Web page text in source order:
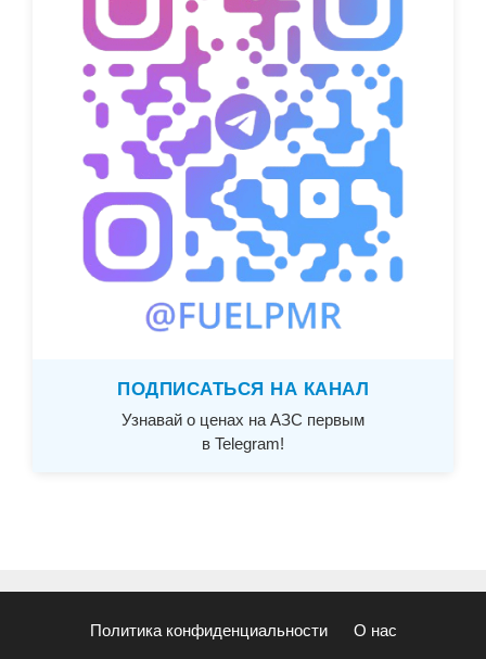
ПОДПИСАТЬСЯ НА КАНАЛ
Узнавай о ценах на АЗС первым
в Telegram!
Политика конфиденциальности О нас